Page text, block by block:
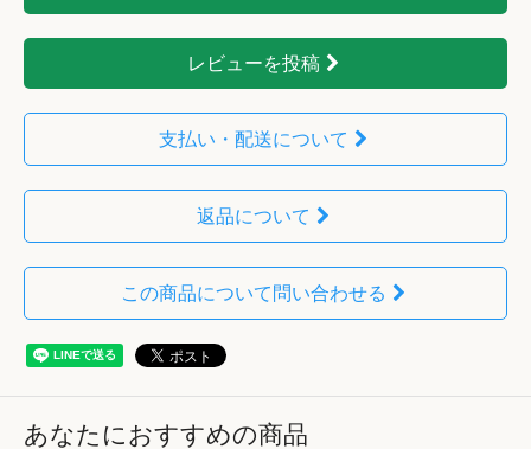
レビューを投稿
支払い・配送について
返品について
この商品について問い合わせる
あなたにおすすめの商品